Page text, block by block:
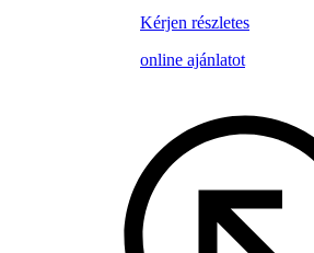
Kérjen részletes
online ajánlatot